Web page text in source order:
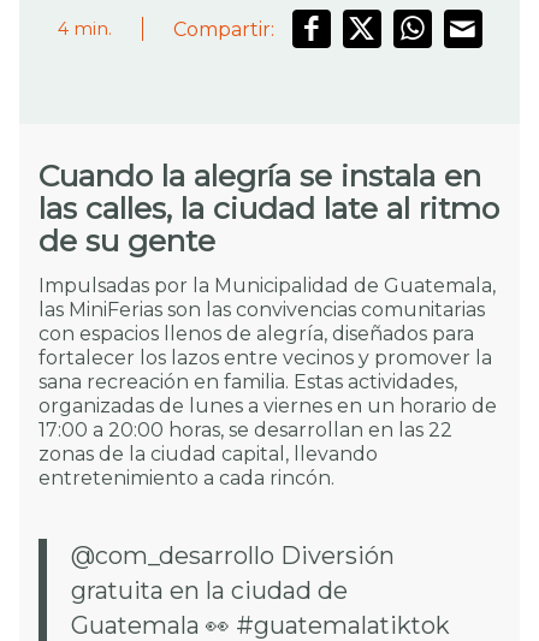
4 min. Compartir:
Cuando la alegría se instala en
las calles, la ciudad late al ritmo
de su gente
Impulsadas por la Municipalidad de Guatemala,
las MiniFerias son las convivencias comunitarias
con espacios llenos de alegría, diseñados para
fortalecer los lazos entre vecinos y promover la
sana recreación en familia. Estas actividades,
organizadas de lunes a viernes en un horario de
17:00 a 20:00 horas, se desarrollan en las 22
zonas de la ciudad capital, llevando
entretenimiento a cada rincón.
@com_desarrollo Diversión
gratuita en la ciudad de
Guatemala 👀 #guatemalatiktok